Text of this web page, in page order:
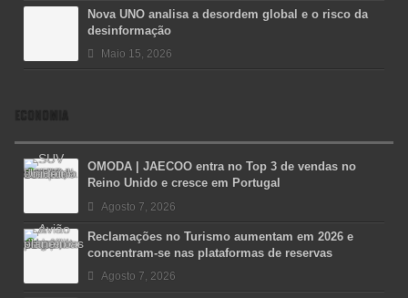
Nova UNO analisa a desordem global e o risco da
desinformação
Maio 15, 2026
ECONOMIA
OMODA | JAECOO entra no Top 3 de vendas no
Reino Unido e cresce em Portugal
Agosto 7, 2026
Reclamações no Turismo aumentam em 2026 e
concentram-se nas plataformas de reservas
Agosto 7, 2026